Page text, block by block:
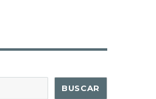
BUSCAR